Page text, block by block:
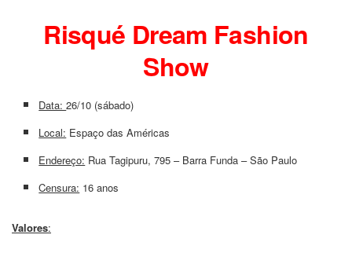
Risqué Dream Fashion
Show
Data:26/10 (sábado)
Local: Espaço das Américas
Endereço: Rua Tagipuru, 795 – Barra Funda – São Paulo
Censura: 16 anos
Valores: